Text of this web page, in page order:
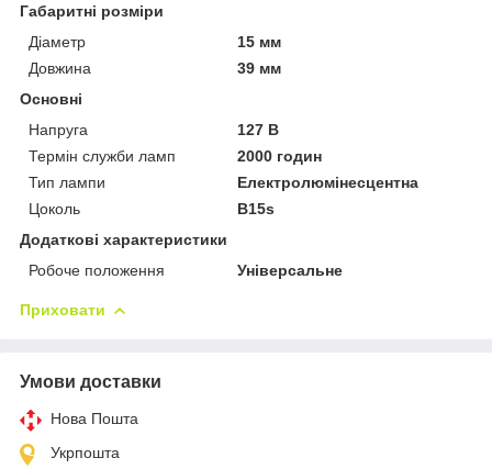
Габаритні розміри
Діаметр
15 мм
Довжина
39 мм
Основні
Напруга
127 В
Термін служби ламп
2000 годин
Тип лампи
Електролюмінесцентна
Цоколь
B15s
Додаткові характеристики
Робоче положення
Універсальне
Приховати
Умови доставки
Нова Пошта
Укрпошта